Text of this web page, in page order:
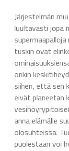
Järjestelmän
luultavasti jopa
tuskin ovat
onkin
siihen, että sen
eivät planeetan
anna elämälle
olosuhteissa.
puolestaan voi